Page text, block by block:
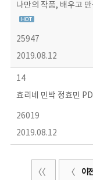
나만의 작품, 배우고
25947
2019.08.12
14
효리네 민박 정효민
26019
2019.08.12
이